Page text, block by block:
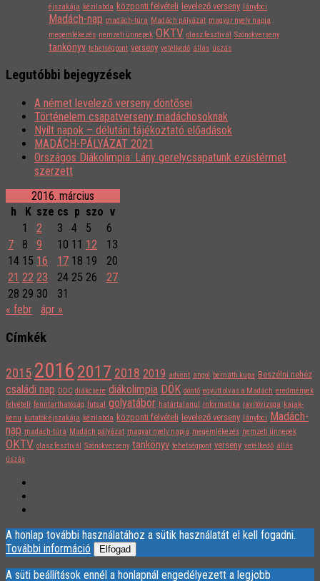
éjszakája kézilabda központi felvételi levelező verseny lányfoci
Madách-nap madách-túra Madách pályázat magyar nyelv napja
megemlékezés nemzeti ünnepek OKTV olasz fesztivál Szónokverseny
tankönyv tehetségpont verseny vetélkedő állás úszás
Legutóbbi bejegyzések
A német levelező verseny döntősei
Történelem csapatverseny madáchosoknak
Nyílt napok – délutáni tájékoztató előadások
MADÁCH-PÁLYÁZAT 2021
Országos Diákolimpia: Lány gerelycsapatunk ezüstérmet
szerzett
2016. március
h
K sze cs p szo v
1
2 3 4 5
6
7
8 9 10 11 12
13
14 15 16 17 18 19
20
21 22 23 24 25 26
27
28 29 30
31
« febr
ápr »
Címkék
2015 2016 2017 2018 2019 advent angol bernáth kupa Beszélni nehéz
családi nap DDC diákcsere diákolimpia DÖK döntő együtt olvas a Madách eredmények
felvételi fenntarthatóság futsal golyatábor határtalanul informatika javítóvizsga kajak-
kenu kutatók éjszakája kézilabda központi felvételi levelező verseny lányfoci
Madách-
nap madách-túra Madách pályázat magyar nyelv napja megemlékezés nemzeti ünnepek
OKTV olasz fesztivál Szónokverseny tankönyv tehetségpont verseny vetélkedő állás
úszás
A honlap további használatához a sütik használatát el kell fogadni.
További információ
Elfogad
A süti beállítások ennél a honlapnál engedélyezett a legjobb